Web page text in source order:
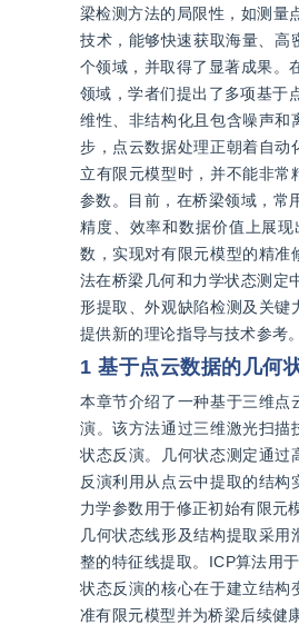
梁检测方法的局限性，如测量
技术，能够快速获取海量、高
个领域，并取得了显著成果。
领域，学者们提出了多项基于
维性、非结构化且包含噪声和
步，点云数据处理正朝着自动
立有限元模型时，并不能非
参数。目前，在桥梁领域，常
精度、效率和数据价值上展
数，实现对有限元模型的精准
法在桥梁几何和力学状态测定
形提取、外观缺陷检测及关键
提供新的理论指导与技术参考。
1 基于点云数据的几何
本章节介绍了一种基于三维点
演。该方法通过三维激光扫描
状态反演。几何状态测定通过
反演利用从点云中提取的结
力学参数用于修正初始有限元
几何状态线形及结构提取采
整的特征线提取。ICP算法用
状态反演的核心在于建立结构
准有限元模型并为桥梁后续健